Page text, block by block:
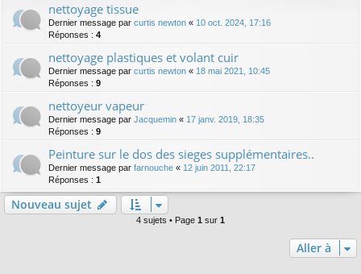
nettoyage tissue
Dernier message par curtis newton « 10 oct. 2024, 17:16
Réponses : 4
nettoyage plastiques et volant cuir
Dernier message par curtis newton « 18 mai 2021, 10:45
Réponses : 9
nettoyeur vapeur
Dernier message par Jacquemin « 17 janv. 2019, 18:35
Réponses : 9
Peinture sur le dos des sieges supplémentaires..
Dernier message par farnouche « 12 juin 2011, 22:17
Réponses : 1
Nouveau sujet
4 sujets • Page 1 sur 1
Aller à